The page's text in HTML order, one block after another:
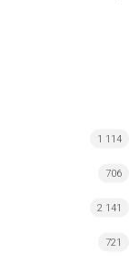
1 114
706
2 141
721